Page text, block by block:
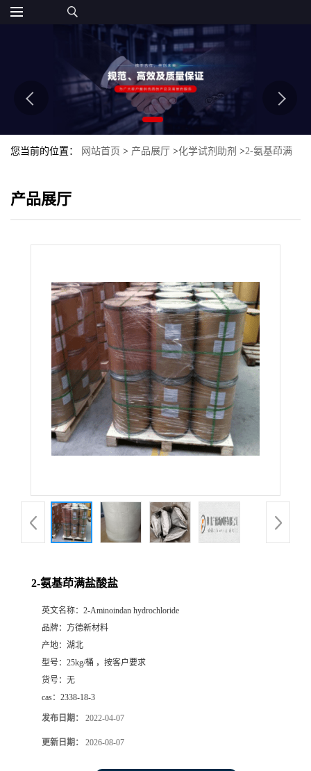
您当前的位置： 网站首页 > 产品展厅 >化学试剂助剂 >2-氨基茚满
产品展厅
2-氨基茚满盐酸盐
英文名称： 2-Aminoindan hydrochloride
品牌： 方德新材料
产地： 湖北
型号： 25kg/桶 ，按客户要求
货号： 无
cas： 2338-18-3
发布日期： 2022-04-07
更新日期： 2026-08-07